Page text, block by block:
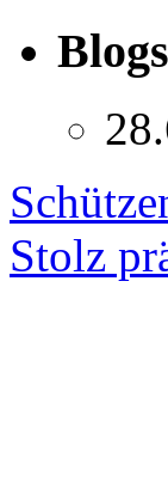
Stolz